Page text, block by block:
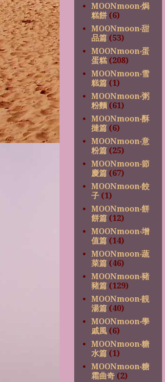
MOONmoon‧焗
糕餅 (6)
MOONmoon‧甜
品篇 (53)
MOONmoon‧蛋
蛋糕 (208)
MOONmoon‧雪
糕篇 (1)
MOONmoon‧粥
粉麵 (61)
MOONmoon‧酥
撻篇 (6)
MOONmoon‧意
粉篇 (25)
MOONmoon‧節
慶篇 (67)
MOONmoon‧餃
子 (1)
MOONmoon‧餅
餅篇 (12)
MOONmoon‧增
值篇 (14)
MOONmoon‧蔬
菜篇 (46)
MOONmoon‧豬
豬篇 (129)
MOONmoon‧靚
湯篇 (40)
MOONmoon‧學
戚風 (6)
MOONmoon‧糖
水篇 (1)
MOONmoon‧糖
霜曲奇 (2)